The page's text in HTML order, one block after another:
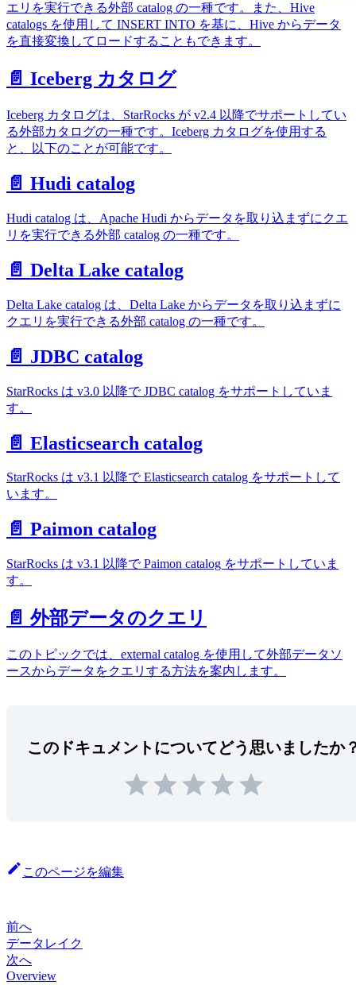
エリを実行できる外部 catalog の一種です。また、Hive
catalogs を使用して INSERT INTO を基に、Hive からデータ
を直接変換してロードすることもできます。
📄️ Iceberg カタログ
Iceberg カタログは、StarRocks が v2.4 以降でサポートしてい
る外部カタログの一種です。Iceberg カタログを使用する
と、以下のことが可能です。
📄️ Hudi catalog
Hudi catalog は、Apache Hudi からデータを取り込まずにクエ
リを実行できる外部 catalog の一種です。
📄️ Delta Lake catalog
Delta Lake catalog は、Delta Lake からデータを取り込まずに
クエリを実行できる外部 catalog の一種です。
📄️ JDBC catalog
StarRocks は v3.0 以降で JDBC catalog をサポートしていま
す。
📄️ Elasticsearch catalog
StarRocks は v3.1 以降で Elasticsearch catalog をサポートして
います。
📄️ Paimon catalog
StarRocks は v3.1 以降で Paimon catalog をサポートしていま
す。
📄️ 外部データのクエリ
このトピックでは、external catalog を使用して外部データソ
ースからデータをクエリする方法を案内します。
このドキュメントについてどう思いましたか
このページを編集
前へ
データレイク
次へ
Overview